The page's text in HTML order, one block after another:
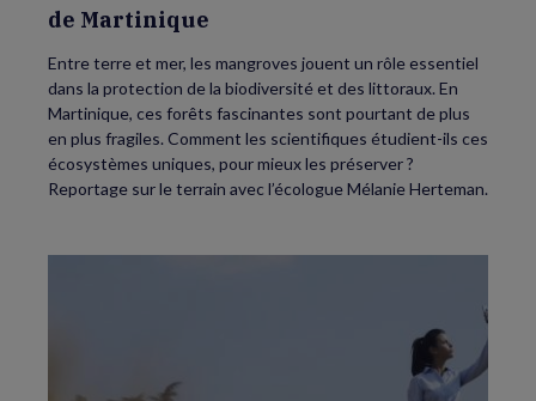
de Martinique
Entre terre et mer, les mangroves jouent un rôle essentiel
dans la protection de la biodiversité et des littoraux. En
Martinique, ces forêts fascinantes sont pourtant de plus
en plus fragiles. Comment les scientifiques étudient-ils ces
écosystèmes uniques, pour mieux les préserver ?
Reportage sur le terrain avec l’écologue Mélanie Herteman.